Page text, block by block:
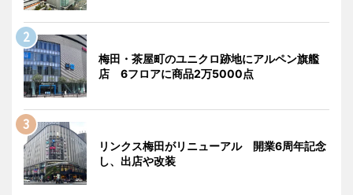
梅田・茶屋町のユニクロ跡地にアルペン旗艦
店 6フロアに商品2万5000点
リンクス梅田がリニューアル 開業6周年記念
し、出店や改装